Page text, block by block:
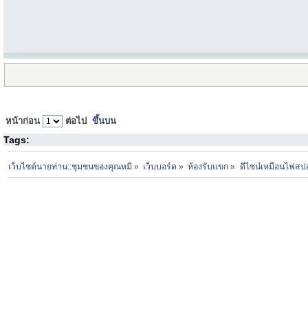
หน้าก่อน ต่อไป ขึ้นบน
Tags:
เว็บไซต์นายท่าน::ชุมชนของคุณหมี » เว็บบอร์ด » ห้องรับแขก » ดีไซน์เหมือนไฟส